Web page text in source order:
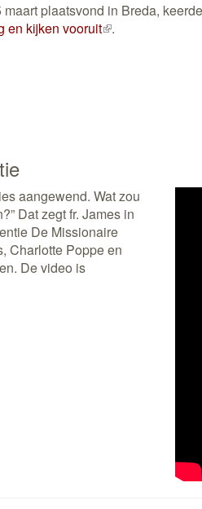
plaatsvond in Breda,
en kijken vooruit(externe
.
aangewend. Wat zou
Dat zegt fr. James in
De Missionaire
Charlotte Poppe en
De video is